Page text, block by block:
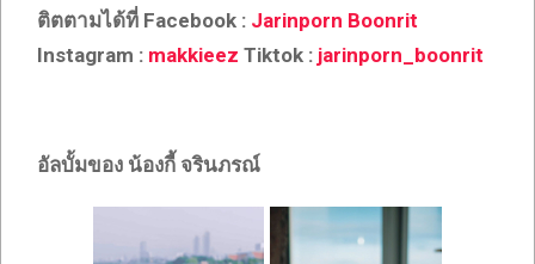
ติตตามได้ที่ Facebook : Jarinporn Boonrit
Instagram : makkieez Tiktok : jarinporn_boonrit
อัลบั้มของ น้องกี้ จรินภรณ์